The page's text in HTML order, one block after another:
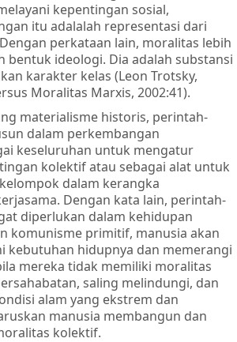
kepentingan sosial,
itu adalalah representasi dari
perkataan lain, moralitas lebih
bentuk ideologi. Dia adalah substansi
karakter kelas (Leon Trotsky,
Moralitas Marxis, 2002:41).
materialisme historis, perintah-
dalam perkembangan
keseluruhan untuk mengatur
kolektif atau sebagai alat untuk
dalam kerangka
Dengan kata lain, perintah-
diperlukan dalam kehidupan
komunisme primitif, manusia akan
kebutuhan hidupnya dan memerangi
mereka tidak memiliki moralitas
saling melindungi, dan
alam yang ekstrem dan
manusia membangun dan
kolektif.